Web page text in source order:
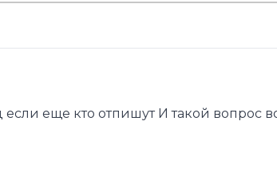
еще кто отпишут И такой вопрос